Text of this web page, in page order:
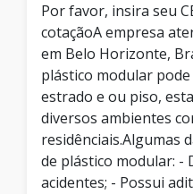
Por favor, insira seu
cotaçãoA empresa
em Belo Horizonte,
plástico modular
estrado e ou piso,
diversos ambientes
residênciais.Algumas
de plástico modular: -
acidentes; - Possui